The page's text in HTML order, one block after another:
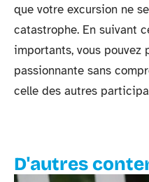
que votre excursion ne
catastrophe. En suivant
importants, vous pouvez
passionnante sans
celle des autres
D'autres